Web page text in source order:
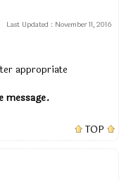
Last Updated : November 11, 2016
appropriate
message.
TOP